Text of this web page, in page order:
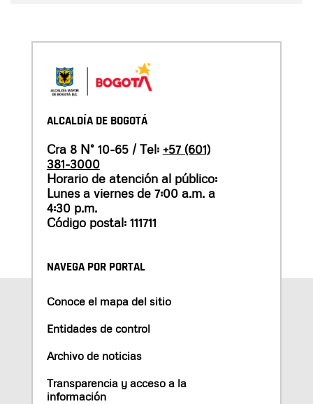
ALCALDÍA DE BOGOTÁ
Cra 8 N° 10-65 / Tel: +57 (601)
381-3000
Horario de atención al público:
Lunes a viernes de 7:00 a.m. a
4:30 p.m.
Código postal: 111711
NAVEGA POR PORTAL
Conoce el mapa del sitio
Entidades de control
Archivo de noticias
Transparencia y acceso a la
información